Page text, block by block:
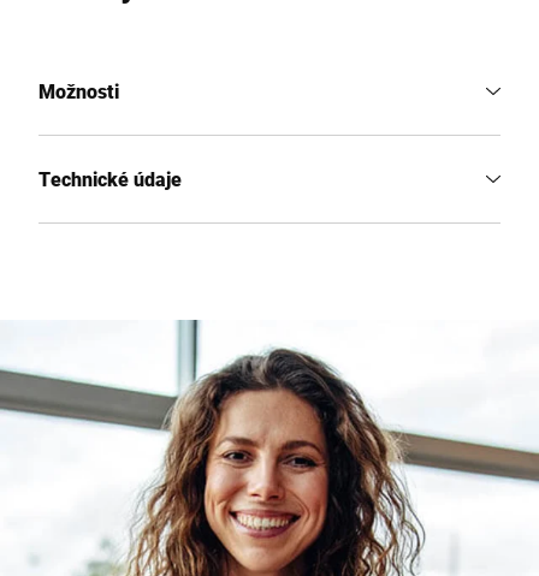
Možnosti
Technické údaje